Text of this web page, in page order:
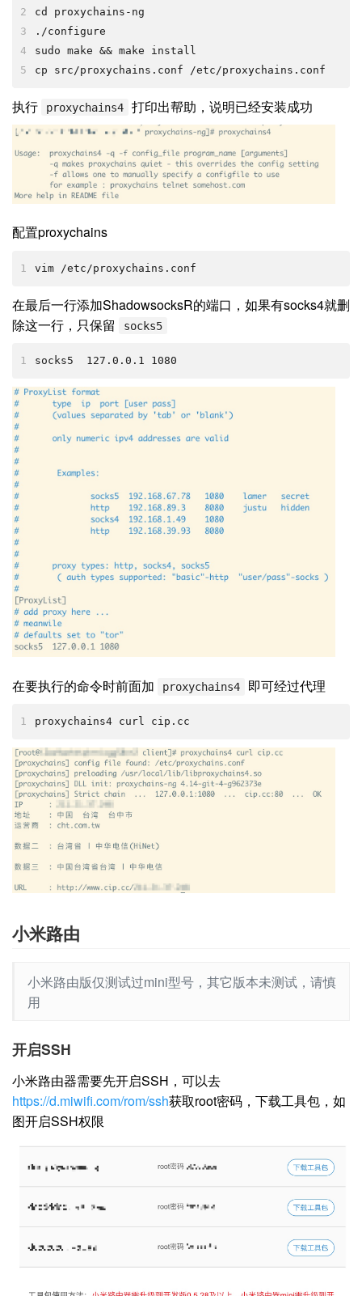
2
3
4
5
cd proxychains-ng
./configure
sudo make && make install
cp src/proxychains.conf /etc/proxychains.conf
执行 proxychains4 打印出帮助，说明已经安装成功
配置proxychains
1 vim /etc/proxychains.conf
在最后一行添加ShadowsocksR的端口，如果有socks4就删
除这一行，只保留
socks5
1 socks5  127.0.0.1 1080
在要执行的命令时前面加 proxychains4 即可经过代理
1 proxychains4 curl cip.cc
小米路由
小米路由版仅测试过mini型号，其它版本未测试，请慎
用
开启SSH
小米路由器需要先开启SSH，可以去
https://d.miwifi.com/rom/ssh获取root密码，下载工具包，如
图开启SSH权限